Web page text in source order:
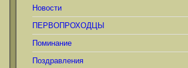
Новости
ПЕРВОПРОХОДЦЫ
Поминание
Поздравления